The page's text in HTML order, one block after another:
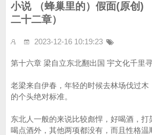
小说 （蜂巢里的）假面(原创)
二十二章）
2023-12-16 10:19:23
第十六章 梁自立东北翻出国 宇文化千里
老梁来自伊春，年轻的时候去林场伐过木
的个头绝对标准。
东北人一般的来说比较彪悍，好喝酒，打
喝点酒外，其他两项都没有，而且性格温